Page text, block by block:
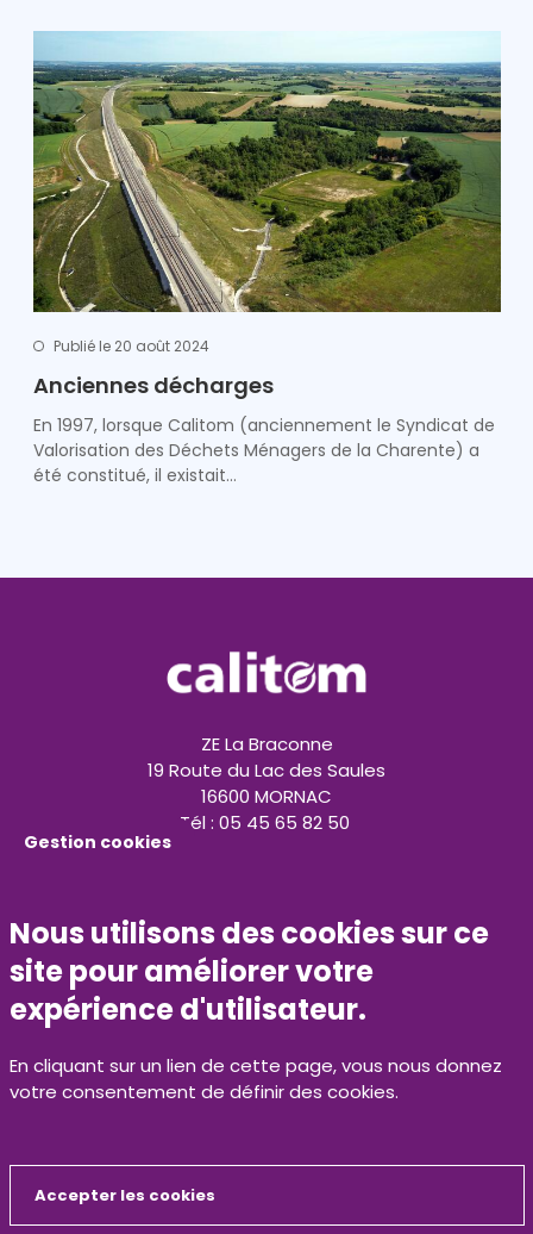
Publié le 20 août 2024
Anciennes décharges
En 1997, lorsque Calitom (anciennement le Syndicat de
Valorisation des Déchets Ménagers de la Charente) a
été constitué, il existait…
ZE La Braconne
19 Route du Lac des Saules
16600 MORNAC
Tél : 05 45 65 82 50
N°vert 0800 500 429
Espace presse
Recrutement
Contact
Retrouvez nous sur nos réseaux sociaux
Gestion cookies
Nous utilisons des cookies sur ce
site pour améliorer votre
expérience d'utilisateur.
En cliquant sur un lien de cette page, vous nous donnez
votre consentement de définir des cookies.
Accepter les cookies
Masquer